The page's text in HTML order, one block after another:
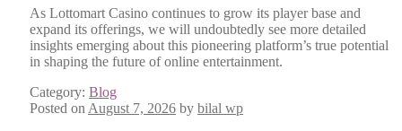
As Lot­tomart Casi­no con­tin­ues to grow its play­er base and
expand its offer­ings, we will undoubt­ed­ly see more detailed
insights emerg­ing about this pio­neer­ing platform’s true poten­tial
in shap­ing the future of online enter­tain­ment.
Category: Blog
Posted on August 7, 2026 by bilal wp